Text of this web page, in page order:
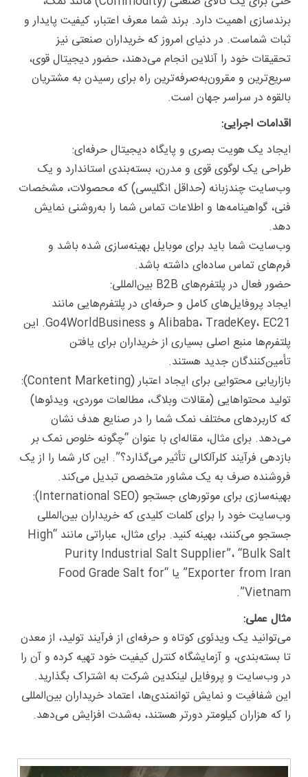
برندسازی اهمیت دارد. برند شما معرف اعتبار، کیفیت پایدار و
ثبات شماست. در دنیای امروز که خریداران صنعتی نیز
تحقیقات خود را آنلاین انجام می‌دهند، حضور دیجیتال قوی،
سریع‌ترین و مقرون‌به‌صرفه‌ترین راه برای رسیدن به مشتریان
بالقوه در سراسر جهان است.
اقدامات اجرایی:
ایجاد یک هویت بصری و پایگاه دیجیتال حرفه‌ای:
طراحی یک لوگوی قوی و مدرن، بسته‌بندی استاندارد و یک
وب‌سایت چندزبانه (حداقل انگلیسی) که محصولات، مشخصات
فنی، گواهینامه‌ها و اطلاعات تماس شما را به‌روشنی نمایش
دهد.
وب‌سایت شما باید برای موبایل بهینه‌سازی شده باشد و
فرم‌های تماس ساده‌ای داشته باشد.
حضور فعال در پلتفرم‌های B2B بین‌المللی:
ایجاد پروفایل‌های کامل و حرفه‌ای در پلتفرم‌هایی مانند
Alibaba، TradeKey، EC21 و Go4WorldBusiness. این
پلتفرم‌ها منبع اصلی بسیاری از خریداران برای یافتن
تأمین‌کنندگان جدید هستند.
بازاریابی محتوایی برای ایجاد اعتبار (Content Marketing):
تولید محتواهایی (مقالات وبلاگ، مطالعات موردی، ویدئوها)
که کاربردهای مختلف نمک شما را در صنایع هدف نشان
می‌دهد. برای مثال، مقاله‌ای با عنوان “چگونه خلوص نمک بر
بازدهی فرآیند کلرآلکالی تأثیر می‌گذارد؟”. این کار شما را از یک
فروشنده صرف به یک مشاور متخصص تبدیل می‌کند.
بهینه‌سازی برای موتورهای جستجو (International SEO):
وب‌سایت خود را برای کلمات کلیدی که خریداران بین‌المللی
جستجو می‌کنند، بهینه کنید. برای مثال، عباراتی مانند “High
Purity Industrial Salt Supplier”، “Bulk Salt
Exporter from Iran” یا “Food Grade Salt for
Vietnam”.
مثال عملی:
می‌توانید یک ویدئوی کوتاه و حرفه‌ای از فرآیند تولید، از معدن
تا بسته‌بندی، و آزمایشگاه کنترل کیفیت خود تهیه کرده و آن را
در وب‌سایت و پروفایل لینکدین شرکت به اشتراک بگذارید.
این شفافیت و نمایش توانمندی‌ها، اعتماد خریداران بین‌المللی
را که هزاران کیلومتر دورتر هستند، به‌شدت افزایش می‌دهد.